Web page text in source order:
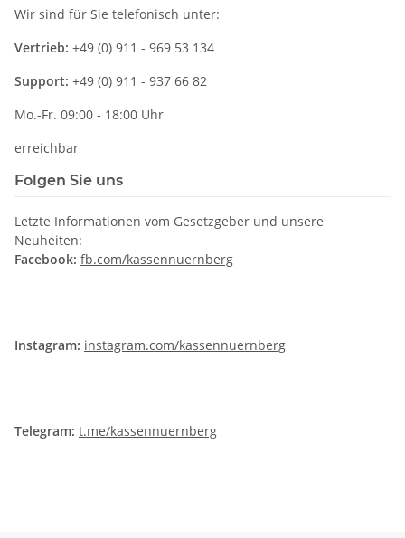
Wir sind für Sie telefonisch unter:
Vertrieb: +49 (0) 911 - 969 53 134
Support: +49 (0) 911 - 937 66 82
Mo.-Fr. 09:00 - 18:00 Uhr
erreichbar
Folgen Sie uns
Letzte Informationen vom Gesetzgeber und unsere
Neuheiten:
Facebook: fb.com/kassennuernberg
Instagram: instagram.com/kassennuernberg
Telegram: t.me/kassennuernberg